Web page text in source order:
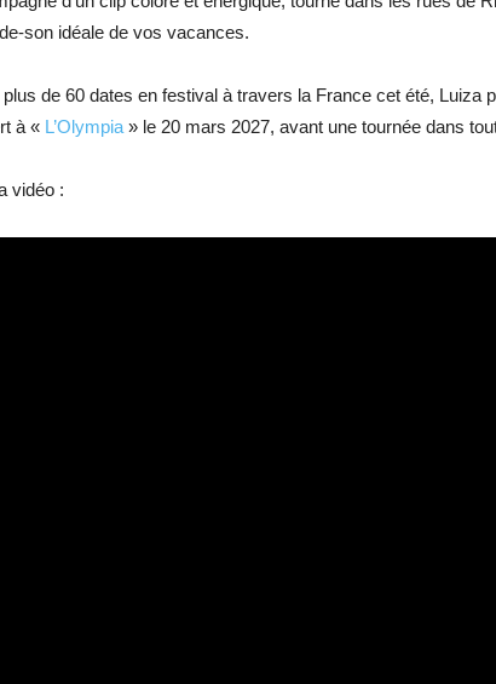
son idéale de vos vacances.
de 60 dates en festival à travers la France cet été, Luiza
à « L’Olympia » le 20 mars 2027, avant une tournée dans
vidéo :